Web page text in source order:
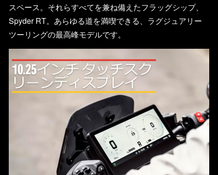
スペース。それらすべてを兼ね備えたフラッグシップ、
Spyder RT。あらゆる道を満喫できる、ラグジュアリー
ツーリングの最高峰モデルです。